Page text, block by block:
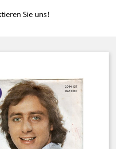
Sie uns!